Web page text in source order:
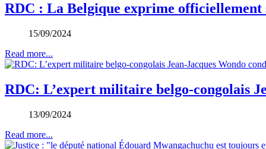
RDC : La Belgique exprime officiellement
15/09/2024
Read more...
RDC: L’expert militaire belgo-congolais
13/09/2024
Read more...